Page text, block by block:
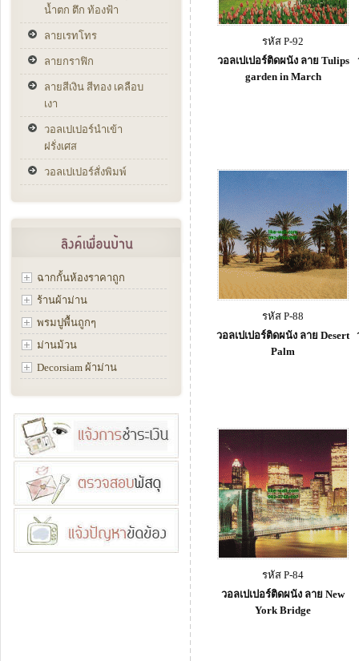
น้ำตก ตึก ท้องฟ้า
ลายเรทโทร
ลายกราฟิก
ลายสีเงิน สีทอง เคลือบ
เงา
วอลเปเปอร์นำเข้า
ฝรั่งเศส
วอลเปเปอร์สั่งพิมพ์
ฉากกั้นห้องราคาถูก
ร้านผ้าม่าน
พรมปูพื้นถูกๆ
ม่านม้วน
Decorsiam ผ้าม่าน
รหัส P-92
วอลเปเปอร์ติดผนัง ลาย Tulips
garden in March
รหัส P-88
วอลเปเปอร์ติดผนัง ลาย Desert
Palm
รหัส P-84
วอลเปเปอร์ติดผนัง ลาย New
York Bridge